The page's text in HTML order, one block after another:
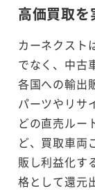
高価買取を
カーネクスト
でなく、中古
各国への輸出
パーツやリサ
どの直売ルー
ど、買取車両
販し利益化す
格として還元